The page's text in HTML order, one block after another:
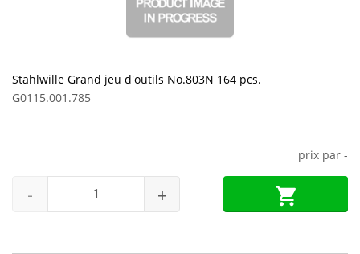
Stahlwille Grand jeu d'outils No.803N 164 pcs.
G0115.001.785
prix par -
- +